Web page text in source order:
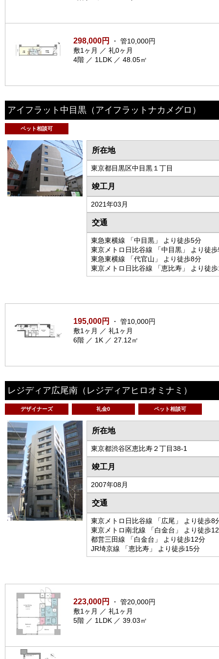
298,000円
・ 管10,000円
敷1ヶ月 ／ 礼0ヶ月
4階 ／ 1LDK ／ 48.05㎡
アイフラット中目黒 （アイフラットナカメグロ）
ペット相談可
所在地
東京都目黒区中目黒１丁目
竣工月
2021年03月
交通
東急東横線 「中目黒」 より徒歩5分
東京メトロ日比谷線 「中目黒」 より徒
東急東横線 「代官山」 より徒歩8分
東京メトロ日比谷線 「恵比寿」 より徒
195,000円
・ 管10,000円
敷1ヶ月 ／ 礼1ヶ月
6階 ／ 1K ／ 27.12㎡
レジディア広尾南 （レジディアヒロオミナミ）
デザイナーズ 礼金0 ペット相談可
所在地
東京都渋谷区恵比寿２丁目38-1
竣工月
2007年08月
交通
東京メトロ日比谷線 「広尾」 より徒歩8
東京メトロ南北線 「白金台」 より徒歩
都営三田線 「白金台」 より徒歩12分
JR埼京線 「恵比寿」 より徒歩15分
223,000円
・ 管20,000円
敷1ヶ月 ／ 礼1ヶ月
5階 ／ 1LDK ／ 39.03㎡